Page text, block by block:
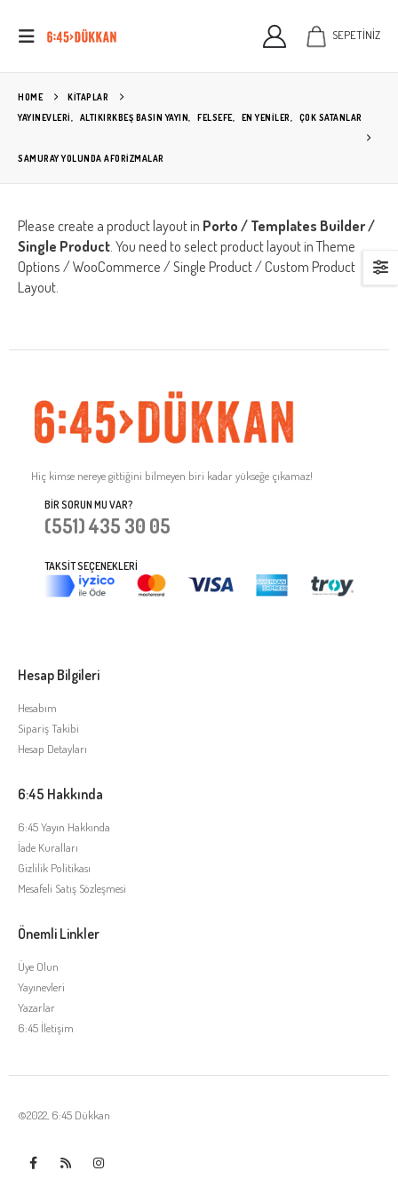
SEPETİNİZ
HOME
KITAPLAR
YAYINEVLERİ
ALTIKIRKBEŞ BASIN YAYIN FELSEFE, EN YENİLER ÇOK SATANLAR
SAMURAY YOLUNDA AFORIZMALAR
Please create a product layout in Porto / Templates Builder /
Single Product . You need to select product layout in Theme
Options / WooCommerce / Single Product / Custom Product
Layout.
Hiç kimse nereye gittiğini bilmeyen biri kadar yükseğe çıkamaz!
BIR SORUN MU VAR?
(551) 435 30 05
TAKSIT SEÇENEKLERI
Hesap Bilgileri
Hesabım
Sipariş Takibi
Hesap Detayları
6:45 Hakkında
6:45 Yayın Hakkında
İade Kuralları
Gizlilik Politikası
Mesafeli Satış Sözleşmesi
Önemli Linkler
Üye Olun
Yayınevleri
Yazarlar
6:45 İletişim
©2022, 6:45 Dükkan